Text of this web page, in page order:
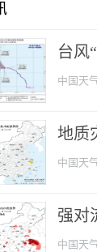
台风
中国天
地质
中国天
强对
中国天